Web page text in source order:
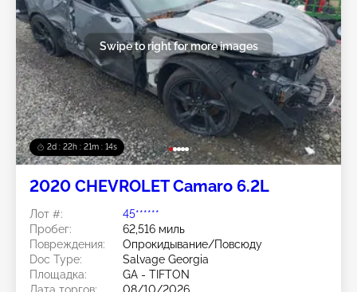
2d : 22h : 21m : 11s
Swipe to right for more images
2020 CHEVROLET Camaro 6.2L
Лот #:
45******
Пробег:
62,516 миль
Повреждения:
Опрокидывание/Повсюду
Doc Type:
Salvage Georgia
Площадка:
GA - TIFTON